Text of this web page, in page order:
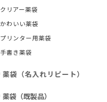
クリアー薬袋
かわいい薬袋
プリンター用薬袋
手書き薬袋
薬袋（名入れリピート）
薬袋（既製品）